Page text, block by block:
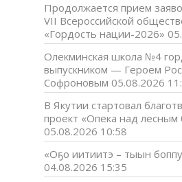
Продолжается прием
VII Всероссийской
«Гордость нации-2026»
Олекминская школа №4
выпускником — Героем
Софроновым 05.08.2026
В Якутии стартовал
проект «Опека над лесным
05.08.2026 10:58
«Оҕо иитиитэ – тыын
04.08.2026 15:35